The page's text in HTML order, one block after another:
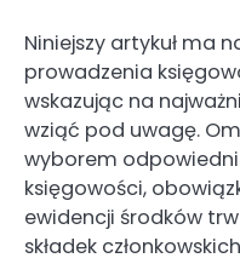
Niniejszy artykuł ma
prowadzenia
wskazując na
wziąć pod uwagę.
wyborem
księgowości,
ewidencji środków
składek